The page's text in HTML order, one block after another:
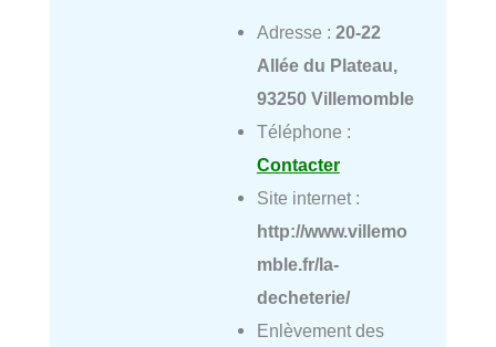
Adresse : 20-22
Allée du Plateau,
93250 Villemomble
Téléphone :
Contacter
Site internet :
http://www.villemo
mble.fr/la-
decheterie/
Enlèvement des